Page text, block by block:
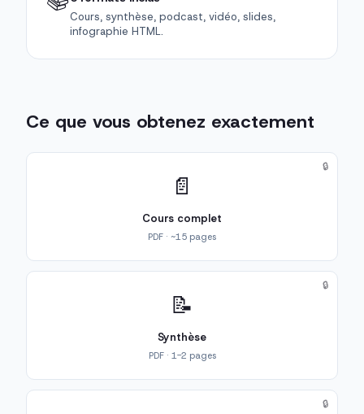
Cours, synthèse, podcast, vidéo, slides,
infographie HTML.
Ce que vous obtenez exactement
📄
Cours complet
PDF · ~15 pages
🔒
📝
Synthèse
PDF · 1-2 pages
🔒
🔒